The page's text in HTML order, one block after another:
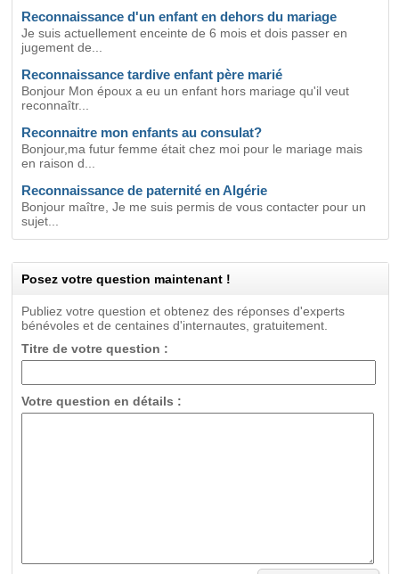
Reconnaissance d'un enfant en dehors du mariage
Je suis actuellement enceinte de 6 mois et dois passer en
jugement de...
Reconnaissance tardive enfant père marié
Bonjour Mon époux a eu un enfant hors mariage qu'il veut
reconnaîtr...
Reconnaitre mon enfants au consulat?
Bonjour,ma futur femme était chez moi pour le mariage mais
en raison d...
Reconnaissance de paternité en Algérie
Bonjour maître, Je me suis permis de vous contacter pour un
sujet...
Posez votre question maintenant !
Publiez votre question et obtenez des réponses d'experts
bénévoles et de centaines d'internautes, gratuitement.
Titre de votre question :
Votre question en détails :